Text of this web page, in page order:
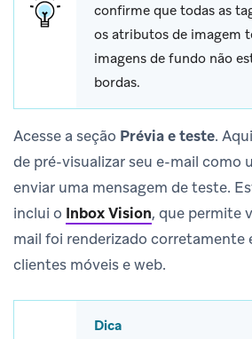
confirme que todas as
os atributos de imagem
imagens de fundo não
bordas.
Acesse a seção Prévia e teste.
de pré-visualizar seu e-mail como
enviar uma mensagem de teste.
inclui o Inbox Vision, que permite
mail foi renderizado corretamente
clientes móveis e web.
Dica